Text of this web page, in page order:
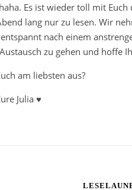
Es ist wieder toll mit
lang nur zu lesen. Wir
nach einem
zu gehen und hoffe
am liebsten aus?
Julia ♥